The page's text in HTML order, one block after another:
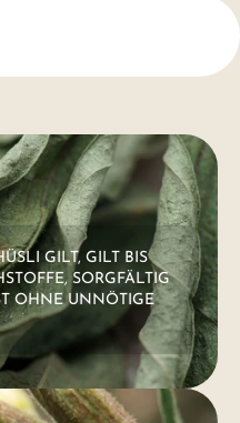
GILT, GILT BIS
SORGFÄLTIG
OHNE UNNÖTIGE